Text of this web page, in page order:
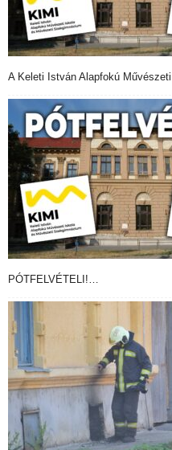
A Keleti István Alapfokú
PÓTFELVÉTELI!…